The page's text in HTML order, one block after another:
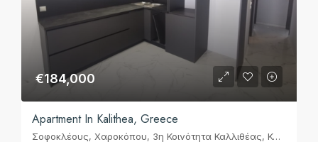
€184,000
Apartment In Kalithea, Greece
Σοφοκλέους, Χαροκόπου, 3η Κοινότητα Καλλιθέας, Καλλιθέα, Δήμος Καλλιθέας, Περιφερειακή Ενότητα Νοτίου Τομέα Αθηνών, Περιφέρεια Αττικής, Αποκεντρωμένη Διοίκηση Αττικής, 17671, Ελλάς